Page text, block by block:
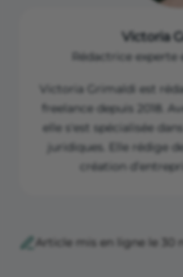
Victoria
Rédactrice
Victoria Grimaldi est
freelance depuis 2018.
elle s'est spécialisée
juridiques. Elle rédige
création
Article mis en ligne le 30